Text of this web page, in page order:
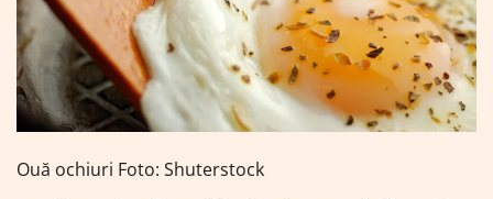
Ouă ochiuri Foto: Shuterstock